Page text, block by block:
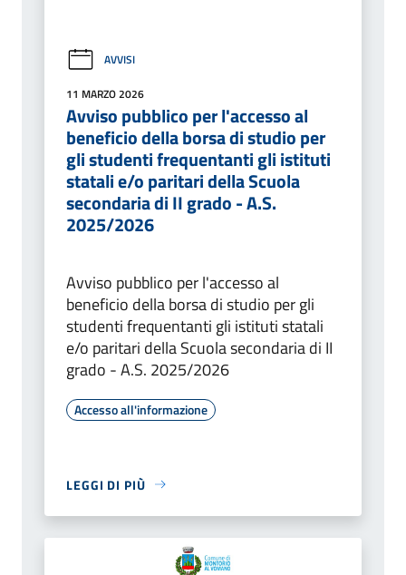
AVVISI
11 MARZO 2026
Avviso pubblico per l'accesso al
beneficio della borsa di studio per
gli studenti frequentanti gli istituti
statali e/o paritari della Scuola
secondaria di II grado - A.S.
2025/2026
Avviso pubblico per l'accesso al
beneficio della borsa di studio per gli
studenti frequentanti gli istituti statali
e/o paritari della Scuola secondaria di II
grado - A.S. 2025/2026
Accesso all'informazione
LEGGI DI PIÙ